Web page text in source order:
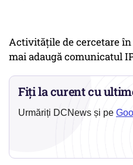
Activităţile de cercetare în
mai adaugă comunicatul
Fiți la curent cu
Urmăriți DCNews și pe